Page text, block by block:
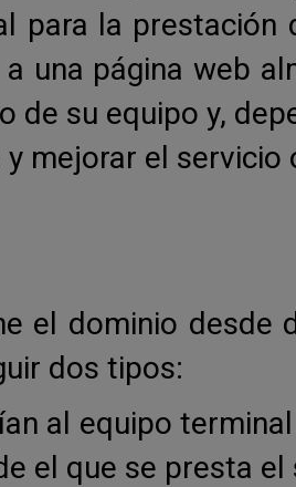
para la
una página web
de su equipo y,
mejorar el servicio
el dominio
dos tipos:
al equipo
el que se presta